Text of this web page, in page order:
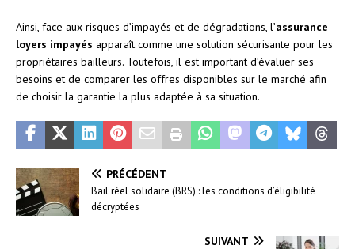
Ainsi, face aux risques d’impayés et de dégradations, l’assurance
loyers impayés apparaît comme une solution sécurisante pour les
propriétaires bailleurs. Toutefois, il est important d’évaluer ses
besoins et de comparer les offres disponibles sur le marché afin
de choisir la garantie la plus adaptée à sa situation.
PRÉCÉDENT
Bail réel solidaire (BRS) : les conditions d’éligibilité
décryptées
SUIVANT